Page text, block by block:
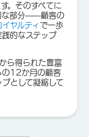
。そのすべてに
な部分——顧客の
ヤルティ で一歩
的なステップ
ら得られた豊富
の12か月の顧客
として凝縮して